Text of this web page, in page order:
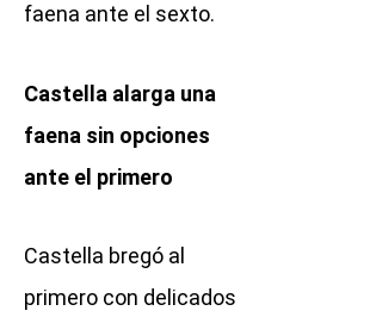
faena ante el sexto.
Castella alarga una
faena sin opciones
ante el primero
Castella bregó al
primero con delicados